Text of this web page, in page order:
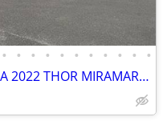
• • • • • • • • • • •
JUST LISTED Like New RV Class A 2022 THOR MIRAMAR 35.2